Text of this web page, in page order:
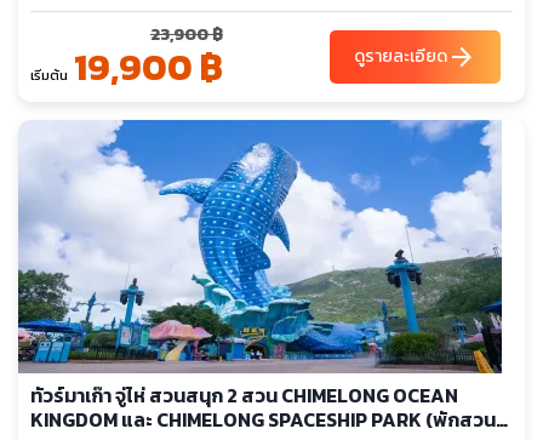
เริ่มต้น
23,900 ฿
19,900 ฿ ดูรายละเอียดarrow_forward
ทัวร์มาเก๊า จู่ไห่ สวนสนุก 2 สวน CHIMELONG OCEAN
KINGDOM และ CHIMELONG SPACESHIP PARK (พักสวน